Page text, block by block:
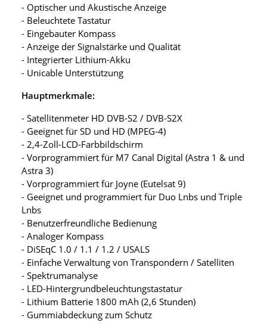
- Optischer und Akustische Anzeige
- Beleuchtete Tastatur
- Eingebauter Kompass
- Anzeige der Signalstärke und Qualität
- Integrierter Lithium-Akku
- Unicable Unterstützung
Hauptmerkmale:
- Satellitenmeter HD DVB-S2 / DVB-S2X
- Geeignet für SD und HD (MPEG-4)
- 2,4-Zoll-LCD-Farbbildschirm
- Vorprogrammiert für M7 Canal Digital (Astra 1 & und
Astra 3)
- Vorprogrammiert für Joyne (Eutelsat 9)
- Geeignet und programmiert für Duo Lnbs und Triple
Lnbs
- Benutzerfreundliche Bedienung
- Analoger Kompass
- DiSEqC 1.0 / 1.1 / 1.2 / USALS
- Einfache Verwaltung von Transpondern / Satelliten
- Spektrumanalyse
- LED-Hintergrundbeleuchtungstastatur
- Lithium Batterie 1800 mAh (2,6 Stunden)
- Gummiabdeckung zum Schutz